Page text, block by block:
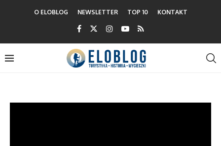
O ELOBLOG NEWSLETTER TOP 10 KONTAKT